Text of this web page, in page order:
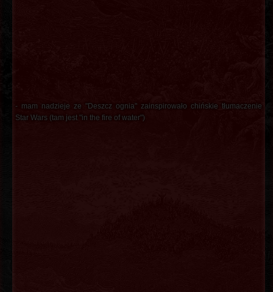
- mam nadzieje ze "Deszcz ognia" zainspirowało chińskie tłumaczenie
Star Wars (tam jest "in the fire of water")